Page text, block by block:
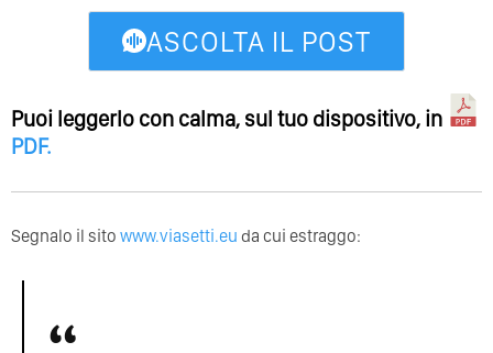
ASCOLTA IL POST
Puoi leggerlo con calma, sul tuo dispositivo, in
PDF.
Segnalo il sito www.viasetti.eu da cui estraggo: